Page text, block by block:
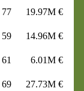
77 19.97M €
59 14.96M €
61 6.01M €
69 27.73M €